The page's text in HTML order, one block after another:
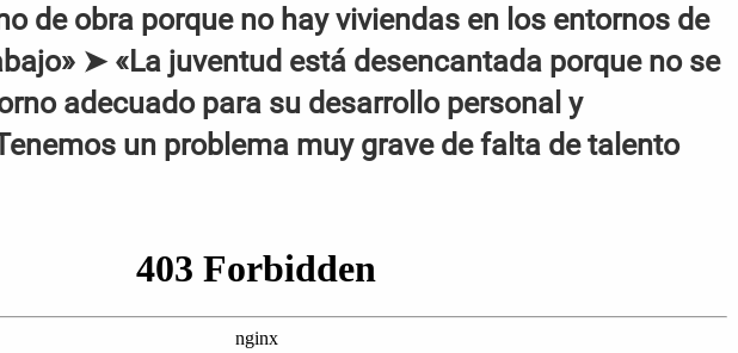
de obra porque no hay viviendas en los entornos de
➤ «La juventud está desencantada porque no se
adecuado para su desarrollo personal y
un problema muy grave de falta de talento